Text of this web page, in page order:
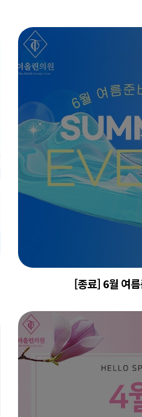
[종료] 6월 여